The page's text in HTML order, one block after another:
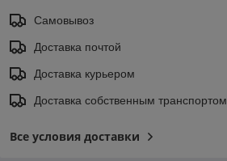
Самовывоз
Доставка почтой
Доставка курьером
Доставка собственным транспортом
Все условия доставки